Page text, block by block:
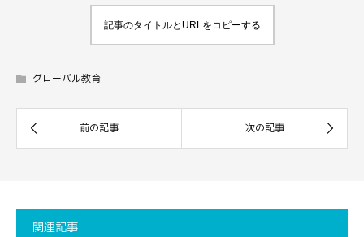
記事のタイトルとURLをコピーする
グローバル教育
関連記事